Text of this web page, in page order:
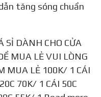
tăng sóng chuẩn
MUA LẺ VUI LÒNG
MUA LẺ 100K/ 1 CÁI
70K/ 1 CÁI 50C